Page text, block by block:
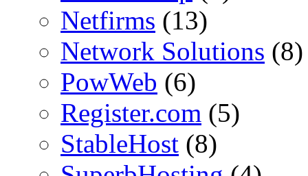
Netfirms (13)
Network Solutions (8)
PowWeb (6)
Register.com (5)
StableHost (8)